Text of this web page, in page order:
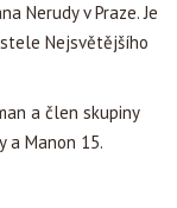
Nerudy v Praze. Je
Nejsvětějšího
a člen skupiny
a Manon 15.